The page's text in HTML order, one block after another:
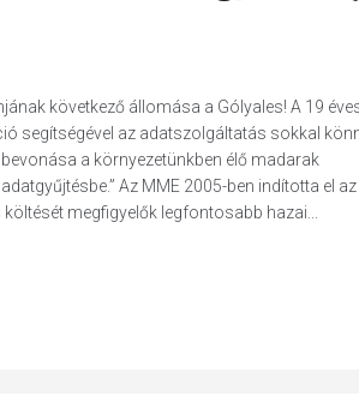
következő állomása a Gólyales! A 19
segítségével az adatszolgáltatás sokkal
a környezetünkben élő madarak
Az MME 2005-ben indította el
megfigyelők legfontosabb hazai...